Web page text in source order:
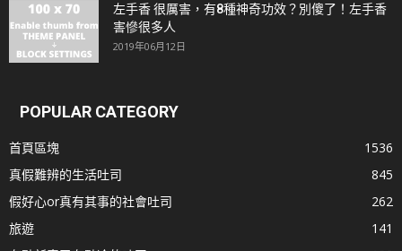
左手香 很厲害，有8種神奇功效？別傻了！左手香
害慘很多人
2019年06月12日
POPULAR CATEGORY
首頁區塊
1536
真假難辨的生活吐司
845
假好心or真有其事的社會吐司
262
旅遊
141